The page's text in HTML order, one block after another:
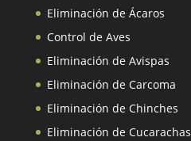
Eliminación de Ácaros
Control de Aves
Eliminación de Avispas
Eliminación de Carcoma
Eliminación de Chinches
Eliminación de Cucarachas